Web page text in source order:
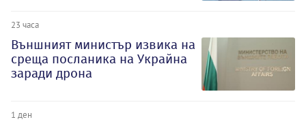
23 часа
Външният министър извика на
среща посланика на Украйна
заради дрона
1 ден